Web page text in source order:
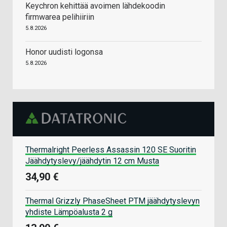
Keychron kehittää avoimen lähdekoodin
firmwarea pelihiiriin
5.8.2026
Honor uudisti logonsa
5.8.2026
Thermalright Peerless Assassin 120 SE Suoritin
Jäähdytyslevy/jäähdytin 12 cm Musta
34,90 €
Thermal Grizzly PhaseSheet PTM jäähdytyslevyn
yhdiste Lämpöalusta 2 g